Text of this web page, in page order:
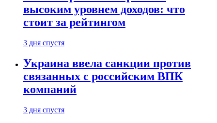
высоким уровнем доходов: что
стоит за рейтингом
3 дня спустя
Украина ввела санкции против
связанных с российским ВПК
компаний
3 дня спустя